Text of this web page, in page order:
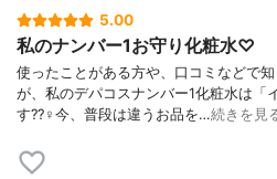
5.00
私のナンバー1お守り化粧水♡
使ったことがある方や、口コミなどで
が、私のデパコスナンバー1化粧水は「
す??‍♀️今、普段は違うお品を…続きを見